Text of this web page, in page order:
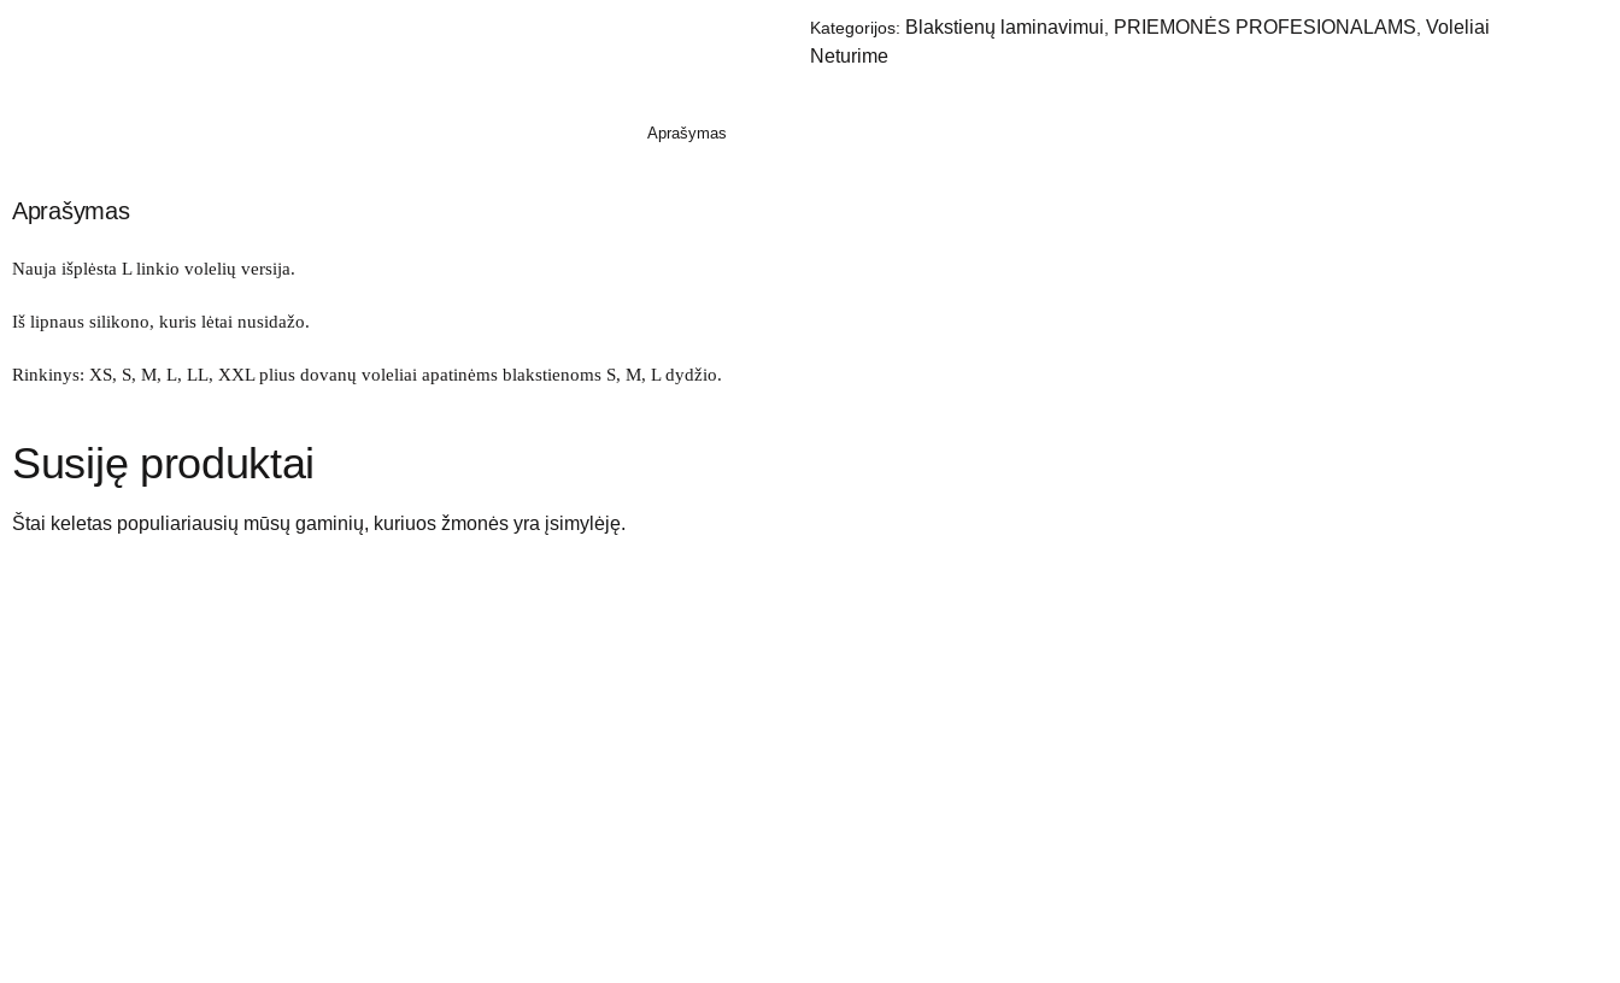
Kategorijos: Blakstienų laminavimui PRIEMONĖS PROFESIONALAMS Voleliai
Neturime
Aprašymas
Aprašymas
Nauja išplėsta L linkio volelių versija.
Iš lipnaus silikono, kuris lėtai nusidažo.
Rinkinys: XS, S, M, L, LL, XXLplius dovanų voleliai apatinėms blakstienoms S, M, L dydžio.
Susiję produktai
Štai keletas populiariausių mūsų gaminių, kuriuos žmonės yra įsimylėję.